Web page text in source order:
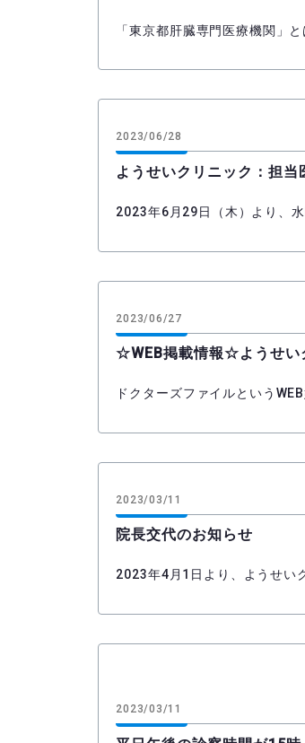
「東京都肝臓専門医療機関」
2023/06/28
ようせいクリニック：担当
2023年6月29日（木）より、
2023/06/27
☆WEB掲載情報☆ようせい
ドクターズファイルという
2023/03/11
院長交代のお知らせ
2023年4月1日より、ようせい
2023/03/11